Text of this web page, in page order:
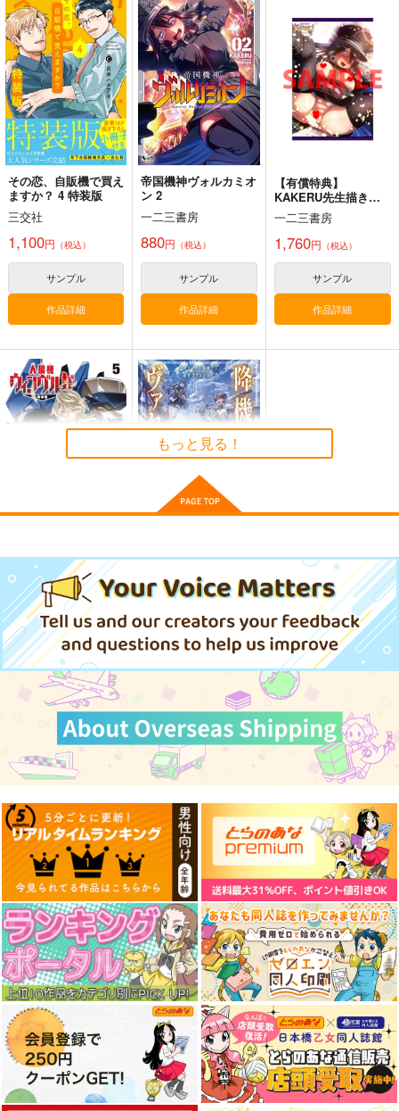
妙齢型重巡伝 残念だ
よ!!足柄さん(48)
HYPER BRAND
（税込）
艦隊これくしょん-艦これ-
カート
ボクカワウソ戦隊ビッ
クセブン
Mystic Lab
（税込）
艦隊これくしょん-艦これ-
ボクカワウソ
長門
カート
I/RO
めるくまある/ALL.
専売 1,100円（税込）
やまとあそび
10 OWNSTYLEGALM
ANGAMIRASS 後
章・決戦！銀河回廊波
高し
鯛焼きと軍艦
660円（税込）
サンプル
作品詳細
やまとあそび
９ OWNSTYLEGALM
ANGAMIRASS 前
章・機甲艦隊の挑戦
鯛焼きと軍艦
629円（税込）
サンプル
作品詳細
しょぺ
713円（税込）
少名針妙丸×鬼人正邪
サンプル
作品詳細
その恋、自販機で買え
ますか？ 4 特装版
三交社
1,100円 （税込）
サンプル
作品詳細
帝国機神ヴォルカミオ
ン 2
一二三書房
880円 （税込）
サンプル
作品詳細
【有償特典】
KAKERU先生描き下
ろしB2タペストリー
（帝国機神ヴォルカミ
オン 2）
一二三書房
1,760円 （税込）
サンプル
作品詳細
−叛逆篇− 5
秋田書店
880円（税込）
サンプル
作品詳細
3,520円（税込）
サンプル
作品詳細
もっと見る！